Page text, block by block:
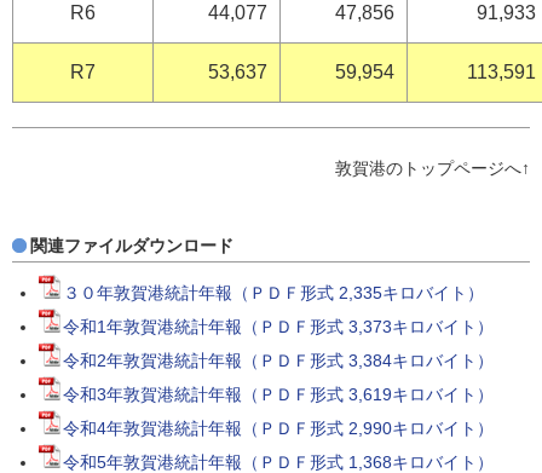
R6 44,077 47,856 91,933
R7 53,637 59,954 113,591
敦賀港のトップページへ↑
関連ファイルダウンロード
３０年敦賀港統計年報（ＰＤＦ形式 2,335キロバイト）
令和1年敦賀港統計年報（ＰＤＦ形式 3,373キロバイト）
令和2年敦賀港統計年報（ＰＤＦ形式 3,384キロバイト）
令和3年敦賀港統計年報（ＰＤＦ形式 3,619キロバイト）
令和4年敦賀港統計年報（ＰＤＦ形式 2,990キロバイト）
令和5年敦賀港統計年報（ＰＤＦ形式 1,368キロバイト）